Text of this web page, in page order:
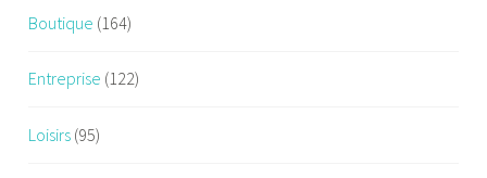
Boutique (164)
Entreprise (122)
Loisirs (95)